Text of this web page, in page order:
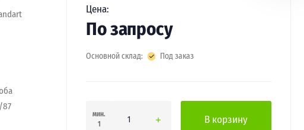
87
Цена:
По запросу
Основной склад: Под заказ
мин.
1
В корзину